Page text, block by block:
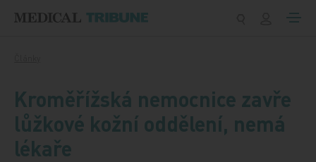
Kroměřížská nemocnice zavře
lůžkové kožní oddělení, nemá
lékaře